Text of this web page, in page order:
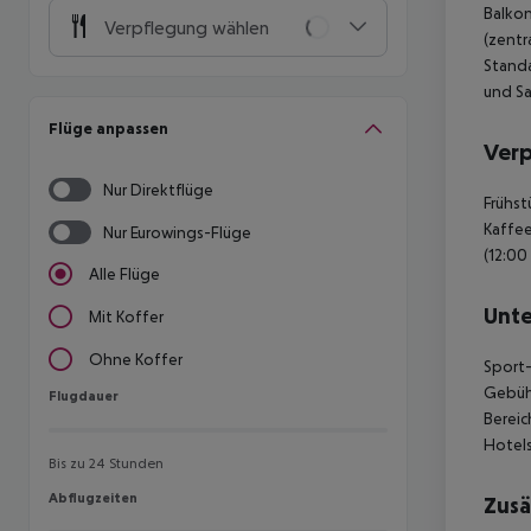
Verpflegung wählen
Flüge anpassen
Nur Direktflüge
Nur Eurowings-Flüge
Alle Flüge
Mit Koffer
Ohne Koffer
Flugdauer
Flugdauer
Bis zu 24 Stunden
Abflugzeiten
Abflugzeiten
und